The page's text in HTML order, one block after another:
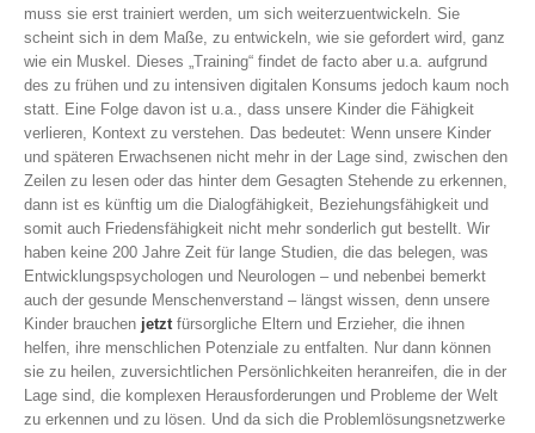
muss sie erst trainiert werden, um sich weiterzuentwickeln. Sie
scheint sich in dem Maße, zu entwickeln, wie sie gefordert wird, ganz
wie ein Muskel. Dieses „Training“ findet de facto aber u.a. aufgrund
des zu frühen und zu intensiven digitalen Konsums jedoch kaum noch
statt. Eine Folge davon ist u.a., dass unsere Kinder die Fähigkeit
verlieren, Kontext zu verstehen. Das bedeutet: Wenn unsere Kinder
und späteren Erwachsenen nicht mehr in der Lage sind, zwischen den
Zeilen zu lesen oder das hinter dem Gesagten Stehende zu erkennen,
dann ist es künftig um die Dialogfähigkeit, Beziehungsfähigkeit und
somit auch Friedensfähigkeit nicht mehr sonderlich gut bestellt. Wir
haben keine 200 Jahre Zeit für lange Studien, die das belegen, was
Entwicklungspsychologen und Neurologen – und nebenbei bemerkt
auch der gesunde Menschenverstand – längst wissen, denn unsere
Kinder brauchen jetztfürsorgliche Eltern und Erzieher, die ihnen
helfen, ihre menschlichen Potenziale zu entfalten. Nur dann können
sie zu heilen, zuversichtlichen Persönlichkeiten heranreifen, die in der
Lage sind, die komplexen Herausforderungen und Probleme der Welt
zu erkennen und zu lösen. Und da sich die Problemlösungsnetzwerke